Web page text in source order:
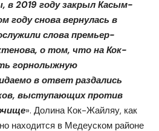
в 2019 году закрыл Касым-
году снова вернулась в
слова премьер-
о том, что на Кок-
горнолыжную
в ответ раздались
выступающих против
». Долина Кок-Жайляу, как
находится в Медеуском районе